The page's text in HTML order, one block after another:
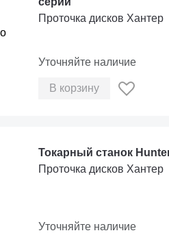
Проточка дисков Хантер
Уточняйте наличие
В корзину
Токарный станок
Проточка дисков Хантер
Уточняйте наличие